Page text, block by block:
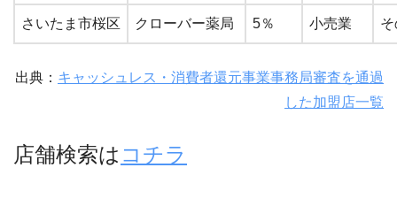
さいたま市桜区 クローバー薬局 5％ 小売業
出典： キャッシュレス・消費者還元事業事務局審査を通過
した加盟店一覧
店舗検索は コチラ